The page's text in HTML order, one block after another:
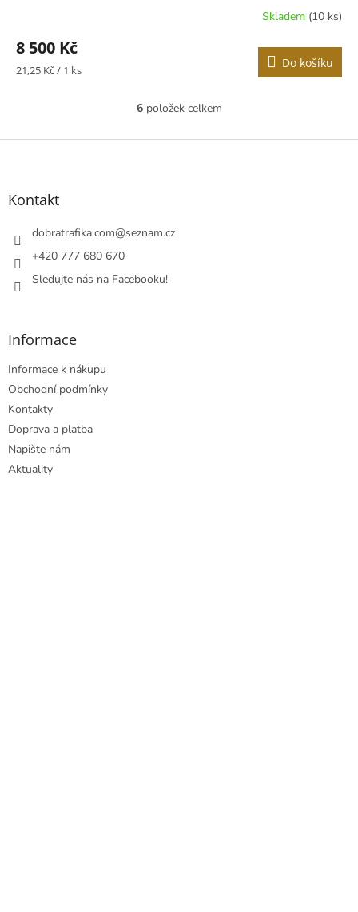
Skladem (10 ks)
8 500 Kč
Měrná
21,25 Kč / 1 ks Do košíku
O
l
6položek celkem
Z
Kontakt
dobratrafika.com@seznam.cz
+420 777 680 670
Sledujte nás na Facebooku!
Informace
Informace k nákupu
Obchodní podmínky
Kontakty
Doprava a platba
Napište nám
Aktuality